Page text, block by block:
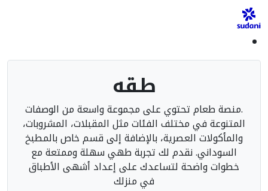
طقه
.منصة طعام تحتوي على مجموعة واسعة من الوصفات
المتنوعة في مختلف الفئات مثل المقبلات، المشروبات،
والمأكولات العصرية، بالإضافة إلى قسم خاص بالمطبخ
السوداني. نقدم لك تجربة طهي سهلة وممتعة مع
خطوات واضحة لتساعدك على إعداد أشهى الأطباق
في منزلك